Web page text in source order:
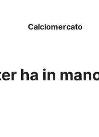
Calciomercato
ha in